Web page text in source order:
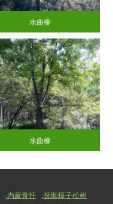
水曲柳
水曲柳
,内蒙青扦 ,抚顺樟子松树